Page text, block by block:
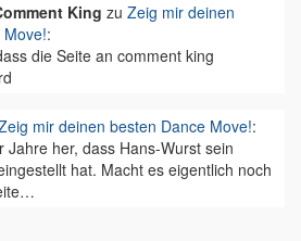
King zu Zeig mir deinen
:
die Seite an comment king
mir deinen besten Dance Move!:
Jahre her, dass Hans-Wurst sein
hat. Macht es eigentlich noch